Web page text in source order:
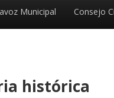
Municipal Consejo
histórica